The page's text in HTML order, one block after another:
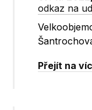
odkaz na
Přejít na